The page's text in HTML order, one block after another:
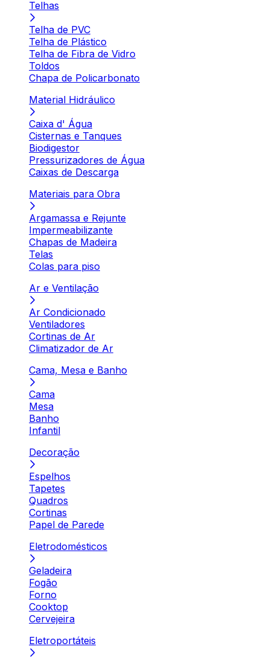
Telhas
Telha de PVC
Telha de Plástico
Telha de Fibra de Vidro
Toldos
Chapa de Policarbonato
Material Hidráulico
Caixa d' Água
Cisternas e Tanques
Biodigestor
Pressurizadores de Água
Caixas de Descarga
Materiais para Obra
Argamassa e Rejunte
Impermeabilizante
Chapas de Madeira
Telas
Colas para piso
Ar e Ventilação
Ar Condicionado
Ventiladores
Cortinas de Ar
Climatizador de Ar
Cama, Mesa e Banho
Cama
Mesa
Banho
Infantil
Decoração
Espelhos
Tapetes
Quadros
Cortinas
Papel de Parede
Eletrodomésticos
Geladeira
Fogão
Forno
Cooktop
Cervejeira
Eletroportáteis